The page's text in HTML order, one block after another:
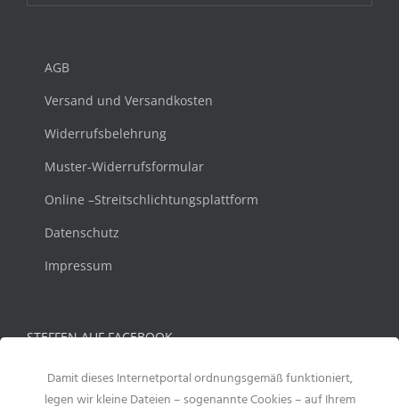
AGB
Versand und Versandkosten
Widerrufsbelehrung
Muster-Widerrufsformular
Online –Streitschlichtungsplattform
Datenschutz
Impressum
STEFFEN AUF FACEBOOK
Damit dieses Internetportal ordnungsgemäß funktioniert,
legen wir kleine Dateien – sogenannte Cookies – auf Ihrem